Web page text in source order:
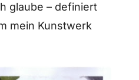
glaube – definiert
mein Kunstwerk